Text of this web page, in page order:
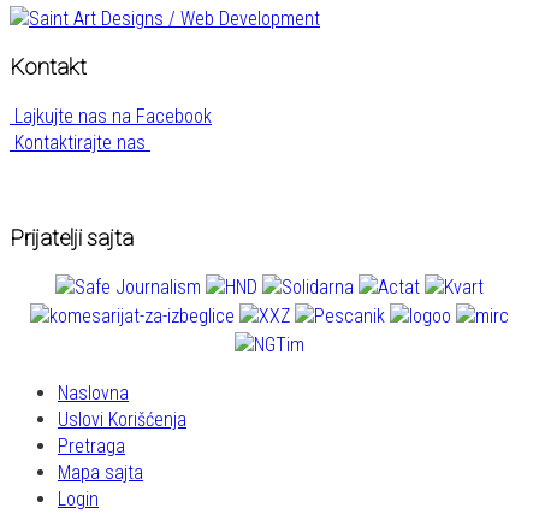
Kontakt
Lajkujte nas na Facebook
Kontaktirajte nas
Prijatelji sajta
Naslovna
Uslovi Korišćenja
Pretraga
Mapa sajta
Login